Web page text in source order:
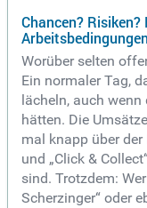
Chancen?
Worüber selten
Ein normaler Tag,
lächeln, auch
hätten. Die
mal knapp über
und „Click &
sind. Trotzdem:
Scherzinger“ oder